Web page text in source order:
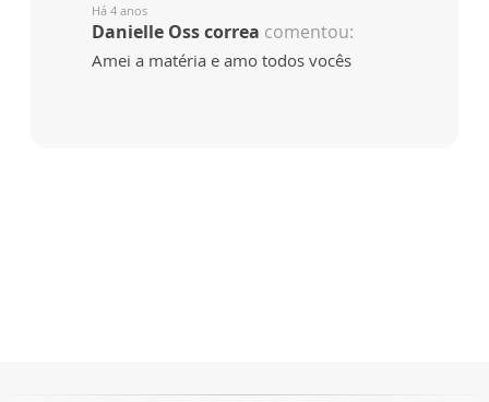
Há 4 anos
Danielle Oss correa comentou:
Amei a matéria e amo todos vocês